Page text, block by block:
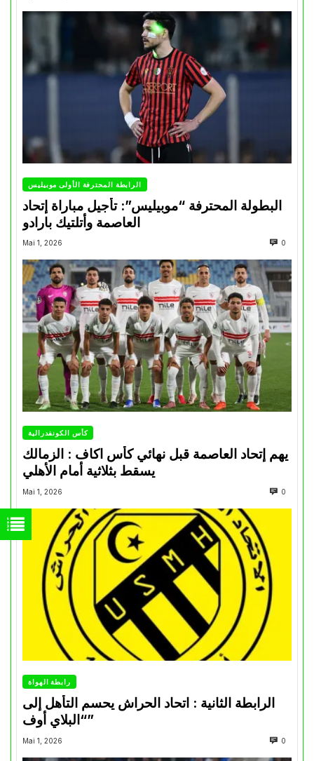
الرابطة المحترفة الأولى موبيليس
البطولة المحترفة “موبيليس”: تأجيل مباراة إتحاد
العاصمة وأتلتيك بارادو
Mai 1, 2026 0
كأس الكونفدرالية
يهم إتحاد العاصمة قبل نهائي كأس اكاف : الزمالك
Mai 1, 2026 0
رابطة الهواة
الرابطة الثانية : اتحاد الحراش يحسم التأهل إلى
“البلاي أوف”
Mai 1, 2026 0